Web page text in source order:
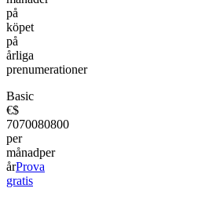
på
köpet
på
årliga
prenumerationer
Basic
€$
7070080800
per
månadper
årProva
gratis